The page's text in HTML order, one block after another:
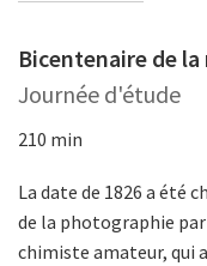
Bicentenaire de
Journée d'étude
210 min
La date de 1826 a été
de la photographie
chimiste amateur, qui